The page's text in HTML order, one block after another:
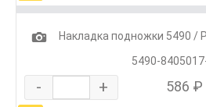
1
Накладка подножки 5490 /
5490-
- + 586 ₽